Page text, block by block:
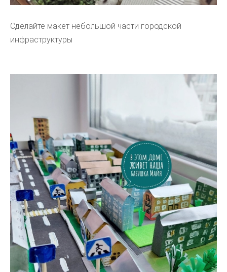
Сделайте макет небольшой части городской
инфраструктуры